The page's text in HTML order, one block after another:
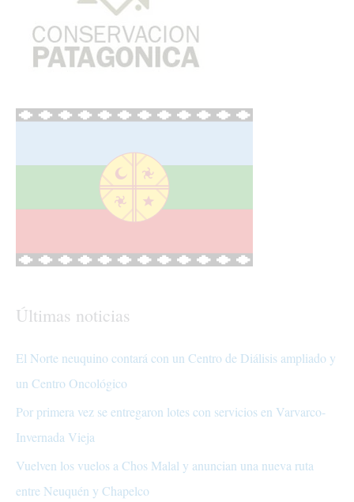
Últimas noticias
El Norte neuquino contará con un Centro de Diálisis ampliado y
un Centro Oncológico
Por primera vez se entregaron lotes con servicios en Varvarco-
Invernada Vieja
Vuelven los vuelos a Chos Malal y anuncian una nueva ruta
entre Neuquén y Chapelco